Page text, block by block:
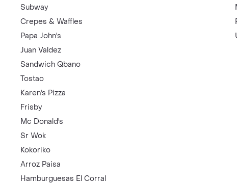
Subway
Crepes & Waffles
Papa John's
Juan Valdez
Sandwich Qbano
Tostao
Karen's Pizza
Frisby
Mc Donald's
Sr Wok
Kokoriko
Arroz Paisa
Hamburguesas El Corral